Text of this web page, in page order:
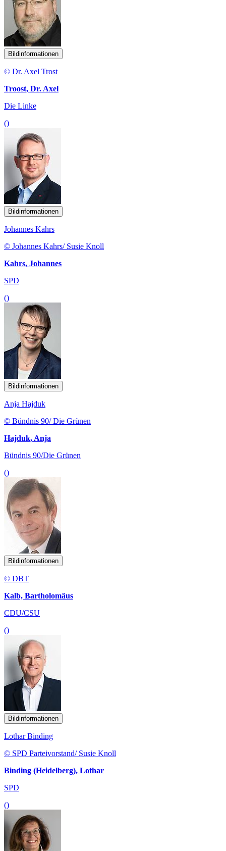
Bildinformationen
© Dr. Axel Trost
Troost, Dr. Axel
Die Linke
()
Bildinformationen
Johannes Kahrs
© Johannes Kahrs/ Susie Knoll
Kahrs, Johannes
SPD
()
Bildinformationen
Anja Hajduk
© Bündnis 90/ Die Grünen
Hajduk, Anja
Bündnis 90/Die Grünen
()
Bildinformationen
© DBT
Kalb, Bartholomäus
CDU/CSU
()
Bildinformationen
Lothar Binding
© SPD Parteivorstand/ Susie Knoll
Binding (Heidelberg), Lothar
SPD
()